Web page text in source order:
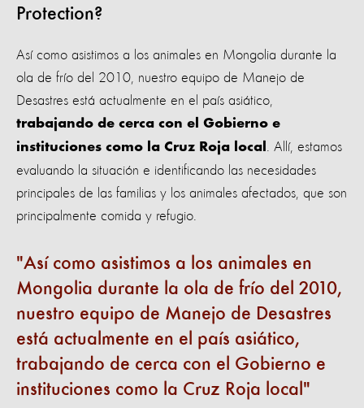
Protection?
Así como asistimos a los animales en Mongolia durante la
ola de frío del 2010, nuestro equipo de Manejo de
Desastres está actualmente en el país asiático,
trabajando de cerca con el Gobierno e
instituciones como la Cruz Roja local
. Allí, estamos
evaluando la situación e identificando las necesidades
principales de las familias y los animales afectados, que son
principalmente comida y refugio.
Así como asistimos a los animales en
Mongolia durante la ola de frío del 2010,
nuestro equipo de Manejo de Desastres
está actualmente en el país asiático,
trabajando de cerca con el Gobierno e
instituciones como la Cruz Roja local